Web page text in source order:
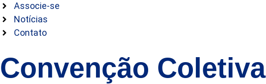
Associe-se
Notícias
Contato
Convenção Coletiva